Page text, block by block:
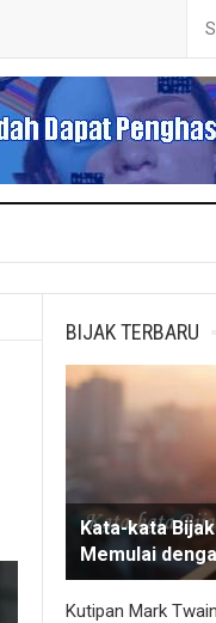
BIJAK TERBARU
Kata-kata
Memulai
Kutipan Mark